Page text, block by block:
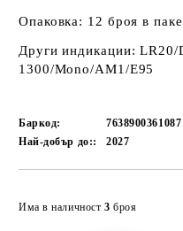
Опаковка: 12 броя в
Други индикации: LR20/
1300/Mono/AM1/E95
Баркод:
7638900361087
Най-добър до::
2027
Има в наличност 3 броя